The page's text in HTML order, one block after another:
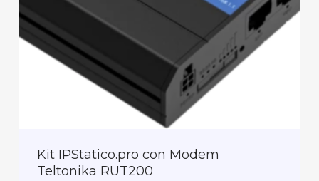
Kit IPStatico.pro con Modem
Teltonika RUT200